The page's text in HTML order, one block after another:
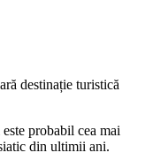
destinație turistică
probabil cea mai
din ultimii ani.